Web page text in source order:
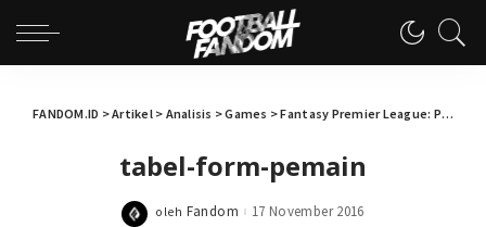
FANDOM.ID >Artikel> Analisis >Games >Fantasy Premier League: Pilihan Kapten Jelang Gameweek 12
tabel-form-pemain
Posted
oleh Fandom 17 November 2016